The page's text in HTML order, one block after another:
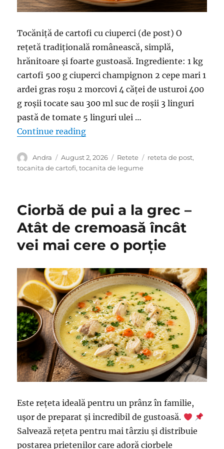
Tocăniță de cartofi cu ciuperci (de post) O
rețetă tradițională românească, simplă,
hrănitoare și foarte gustoasă. Ingrediente: 1 kg
cartofi 500 g ciuperci champignon 2 cepe mari 1
ardei gras roșu 2 morcovi 4 căței de usturoi 400
g roșii tocate sau 300 ml suc de roșii 3 linguri
pastă de tomate 5 linguri ulei …
Continue reading“Tocăniță de cartofi cu ciuperci –
Author
Andra
Posted
on
August 2, 2026 Categories
Retete Tags
reteta de post,
tocanita de cartofi,tocanita de legume
Ciorbă de pui a la grec –
Atât de cremoasă încât
vei mai cere o porție
Este rețeta ideală pentru un prânz în familie,
ușor de preparat și incredibil de gustoasă.
Salvează rețeta pentru mai târziu și distribuie
postarea prietenilor care adoră ciorbele